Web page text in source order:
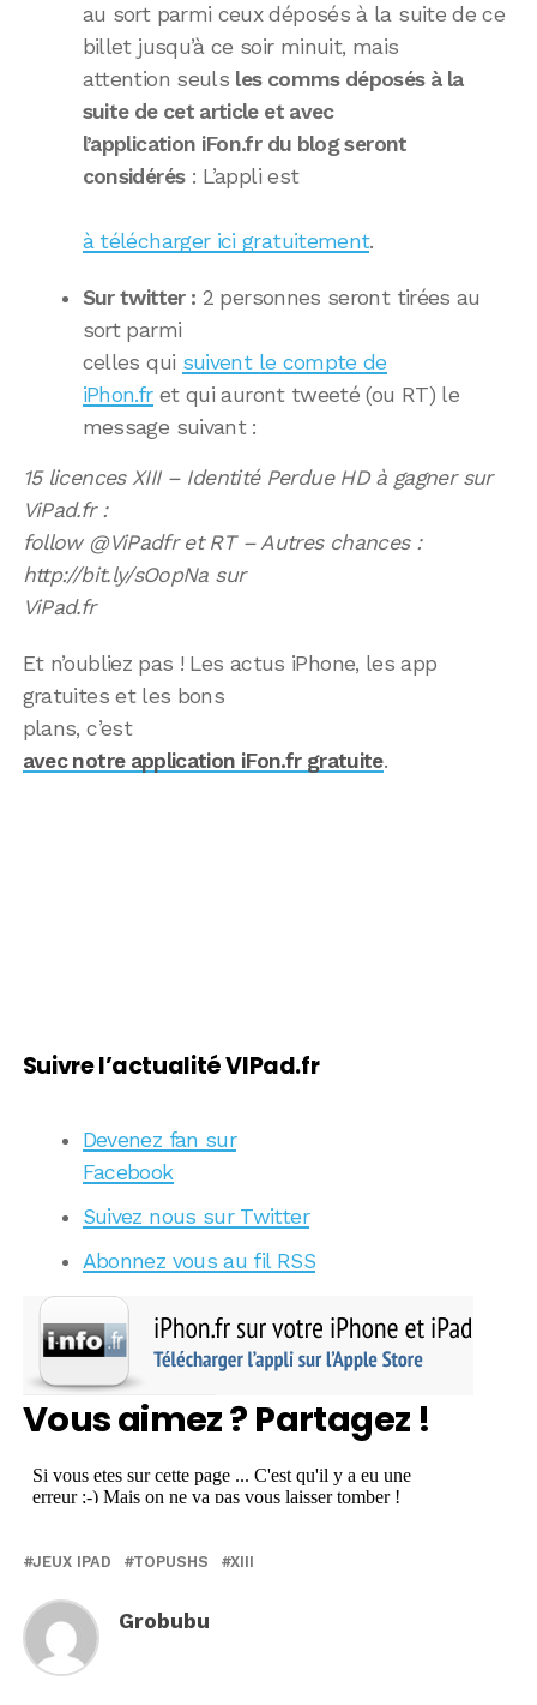
au sort parmi ceux déposés à la suite de ce
billet jusqu’à ce soir minuit, mais
attention seuls les comms déposés à la
suite de cet article et avec
l’application iFon.fr du blog seront
considérés: L’appli est
à télécharger ici gratuitement.
Sur twitter : 2 personnes seront tirées au
sort parmi
celles qui suivent le compte de
iPhon.fret qui auront tweeté (ou RT) le
message suivant :
15 licences XIII – Identité Perdue HD à gagner sur
ViPad.fr :
follow @ViPadfr et RT – Autres chances :
http://bit.ly/sOopNa sur
ViPad.fr
Et n’oubliez pas ! Les actus iPhone, les app
gratuites et les bons
plans, c’est
avec notre application iFon.fr gratuite.
Suivre l’actualité VIPad.fr
Devenez fan sur
Facebook
Suivez nous sur Twitter
Abonnez vous au fil RSS
Vous aimez ? Partagez !
JEUX IPAD TOPUSHS XIII
Grobubu